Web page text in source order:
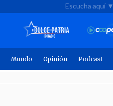
Escucha aquí ▼
Mundo Opinión Podcast